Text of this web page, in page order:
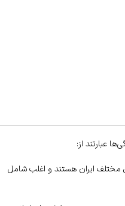
عبارتند از:
مختلف ایران هستند و اغلب شامل